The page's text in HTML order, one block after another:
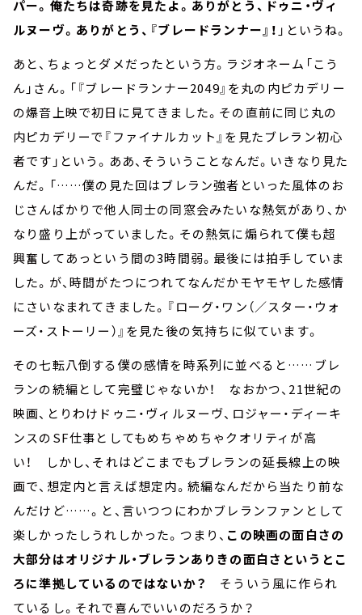
パー。俺たちは奇跡を見たよ。ありがとう、ドゥニ・ヴィ
ルヌーヴ。ありがとう、『ブレードランナー』！ 」というね。
あと、ちょっとダメだったという方。ラジオネーム「こう
ん」さん。「『ブレードランナー2049』を丸の内ピカデリー
の爆音上映で初日に見てきました。その直前に同じ丸の
内ピカデリーで『ファイナルカット』を見たブレラン初心
者です」という。ああ、そういうことなんだ。いきなり見た
んだ。「……僕の見た回はブレラン強者といった風体のお
じさんばかりで他人同士の同窓会みたいな熱気があり、か
なり盛り上がっていました。その熱気に煽られて僕も超
興奮してあっという間の3時間弱。最後には拍手していま
した。が、時間がたつにつれてなんだかモヤモヤした感情
にさいなまれてきました。『ローグ・ワン（／スター・ウォ
ーズ・ストーリー）』を見た後の気持ちに似ています。
その七転八倒する僕の感情を時系列に並べると……ブレ
ランの続編として完璧じゃないか！ なおかつ、21世紀の
映画、とりわけドゥニ・ヴィルヌーヴ、ロジャー・ディーキ
ンスのSF仕事としてもめちゃめちゃクオリティが高
い！ しかし、それはどこまでもブレランの延長線上の映
画で、想定内と言えば想定内。続編なんだから当たり前な
んだけど……。と、言いつつにわかブレランファンとして
楽しかったしうれしかった。つまり、 この映画の面白さの
大部分はオリジナル・ブレランありきの面白さというとこ
ろに準拠しているのではないか？
そういう風に作られ
ているし。それで喜んでいいのだろうか？